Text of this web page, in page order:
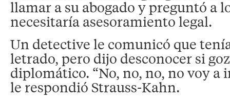
llamar a su abogado y preguntó a
necesitaría asesoramiento legal.
Un detective le comunicó que
letrado, pero dijo desconocer si
diplomático. “No, no, no, no voy
le respondió Strauss-Kahn.